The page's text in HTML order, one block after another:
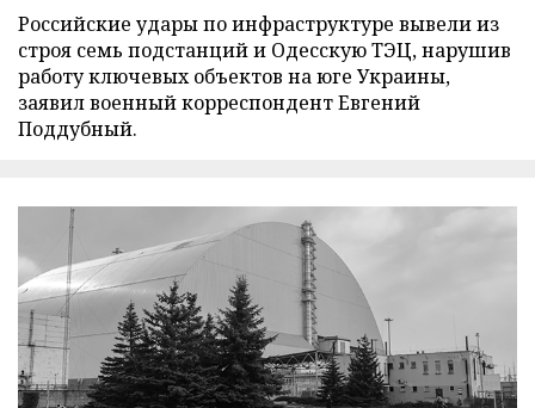
Российские удары по инфраструктуре вывели из
строя семь подстанций и Одесскую ТЭЦ, нарушив
работу ключевых объектов на юге Украины,
заявил военный корреспондент Евгений
Поддубный.